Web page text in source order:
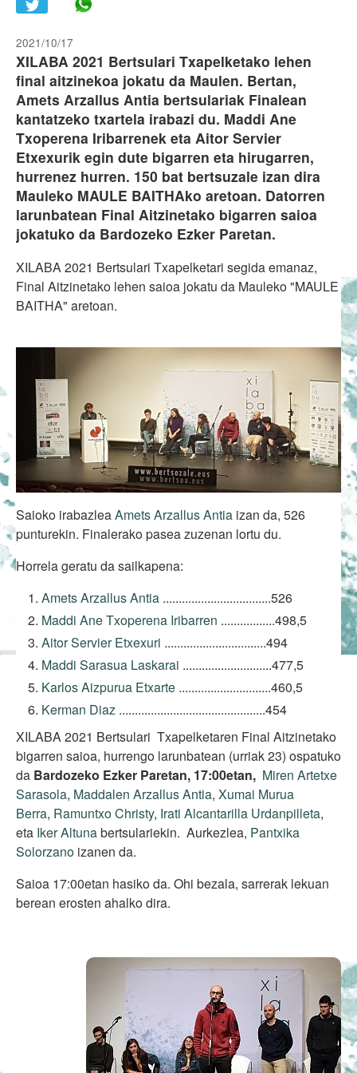
2021/10/17
XILABA 2021 Bertsulari Txapelketako lehen
final aitzinekoa jokatu da Maulen. Bertan,
Amets Arzallus Antia bertsulariak Finalean
kantatzeko txartela irabazi du. Maddi Ane
Txoperena Iribarrenek eta Aitor Servier
Etxexurik egin dute bigarren eta hirugarren,
hurrenez hurren. 150 bat bertsuzale izan dira
Mauleko MAULE BAITHAko aretoan. Datorren
larunbatean Final Aitzinetako bigarren saioa
jokatuko da Bardozeko Ezker Paretan.
XILABA 2021 Bertsulari Txapelketari segida emanaz,
Final Aitzinetako lehen saioa jokatu da Mauleko "MAULE
BAITHA" aretoan.
Saioko irabazleaAmets Arzallus Antia izan da, 526
punturekin. Finalerako pasea zuzenan lortu du.
Horrela geratu da sailkapena:
Amets Arzallus Antia ..................................526
Maddi Ane Txoperena Iribarren .................498,5
Aitor Servier Etxexuri ................................494
Maddi Sarasua Laskarai ............................477,5
Karlos Aizpurua Etxarte .............................460,5
Kerman Diaz ..............................................454
XILABA 2021 Bertsulari Txapelketaren Final Aitzinetako
bigarren saioa, hurrengo larunbatean (urriak 23) ospatuko
da Bardozeko Ezker Paretan, 17:00etan, Miren Artetxe
Sarasola, Maddalen Arzallus Antia, Xumai Murua
Berra, Ramuntxo Christy, Irati Alcantarilla Urdanpilleta,
eta Iker Altunabertsulariekin. Aurkezlea, Pantxika
Solorzano izanen da.
Saioa 17:00etan hasiko da. Ohi bezala, sarrerak lekuan
berean erosten ahalko dira.